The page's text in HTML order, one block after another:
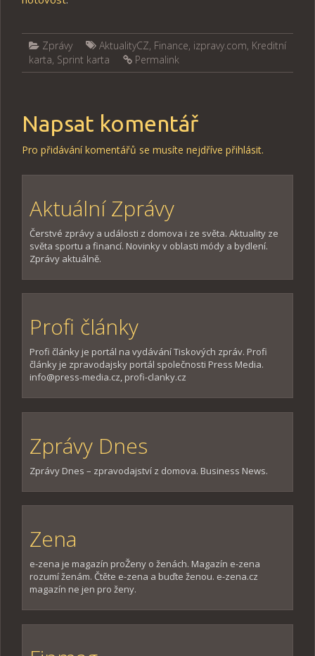
Zprávy AktualityCZ, Finance, izpravy.com, Kreditní
karta, Sprint karta Permalink
Napsat komentář
Pro přidávání komentářů se musíte nejdříve přihlásit.
Aktuální Zprávy
Čerstvé zprávy a události z domova i ze světa. Aktuality ze
světa sportu a financí. Novinky v oblasti módy a bydlení.
Zprávy aktuálně.
Profi články
Profi články je portál na vydávání Tiskových zpráv. Profi
články je zpravodajsky portál společnosti Press Media.
info@press-media.cz, profi-clanky.cz
Zprávy Dnes
Zprávy Dnes – zpravodajství z domova. Business News.
Zena
e-zena je magazín proŽeny o ženách. Magazín e-zena
rozumí ženám. Čtěte e-zena a buďte ženou. e-zena.cz
magazín ne jen pro ženy.